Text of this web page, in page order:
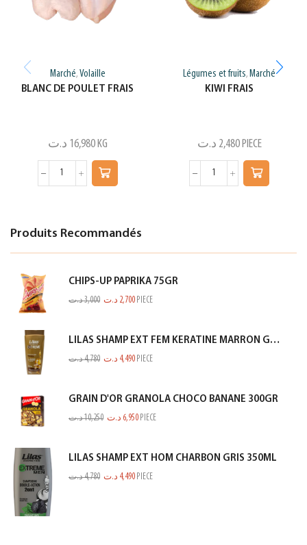
Marché, Volaille
BLANC DE POULET FRAIS
16,980 د.ت KG
Légumes et fruits, Marché
KIWI FRAIS
2,480 د.ت PIECE
Produits Recommandés
CHIPS-UP PAPRIKA 75GR
3,000د.ت 2,700 د.ت PIECE
LILAS SHAMP EXT FEM KERATINE MARRON GOLD 350ML
4,780د.ت 4,490 د.ت PIECE
GRAIN D'OR GRANOLA CHOCO BANANE 300GR
10,250د.ت 6,950 د.ت PIECE
LILAS SHAMP EXT HOM CHARBON GRIS 350ML
4,780د.ت 4,490 د.ت PIECE